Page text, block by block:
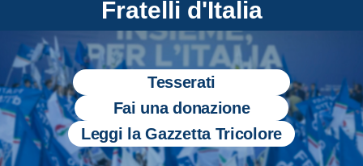
Fratelli d'Italia
Tesserati
Fai una donazione
Leggi la Gazzetta Tricolore